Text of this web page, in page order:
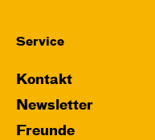
Service
Kontakt
Newsletter
Freunde